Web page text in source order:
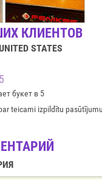
КЛИЕНТОВ
STATES
5
букет в 5
teicami izpildītu